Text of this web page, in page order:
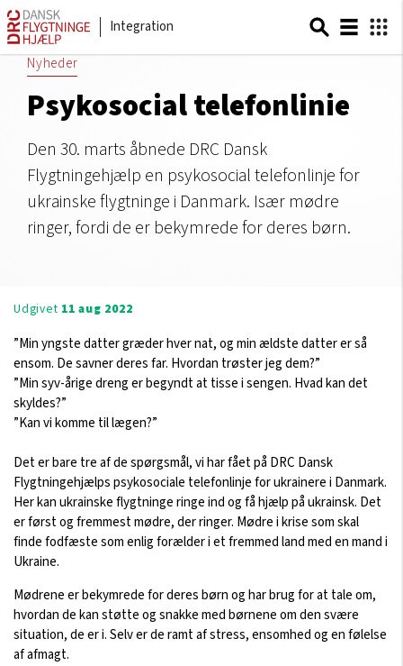
Integration
Nyheder
Psykosocial telefonlinie
Den 30. marts åbnede DRC Dansk
Flygtningehjælp en psykosocial telefonlinje for
ukrainske flygtninge i Danmark. Især mødre
ringer, fordi de er bekymrede for deres børn.
Udgivet 11 aug 2022
”Min yngste datter græder hver nat, og min ældste datter er så
ensom. De savner deres far. Hvordan trøster jeg dem?”
”Min syv-årige dreng er begyndt at tisse i sengen. Hvad kan det
skyldes?”
”Kan vi komme til lægen?”
Det er bare tre af de spørgsmål, vi har fået på DRC Dansk
Flygtningehjælps psykosociale telefonlinje for ukrainere i Danmark.
Her kan ukrainske flygtninge ringe ind og få hjælp på ukrainsk. Det
er først og fremmest mødre, der ringer. Mødre i krise som skal
finde fodfæste som enlig forælder i et fremmed land med en mand i
Ukraine.
Mødrene er bekymrede for deres børn og har brug for at tale om,
hvordan de kan støtte og snakke med børnene om den svære
situation, de er i. Selv er de ramt af stress, ensomhed og en følelse
af afmagt.